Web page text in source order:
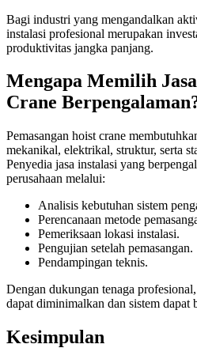
Bagi industri yang mengandalkan
instalasi profesional merupakan
produktivitas jangka panjang.
Mengapa Memilih
Crane
Pemasangan hoist crane
mekanikal, elektrikal, struktur, serta
Penyedia jasa instalasi yang
perusahaan melalui:
Analisis kebutuhan sistem
Perencanaan metode
Pemeriksaan lokasi instalasi.
Pengujian setelah pemasangan.
Pendampingan teknis.
Dengan dukungan tenaga
dapat diminimalkan dan sistem dapat
Kesimpulan